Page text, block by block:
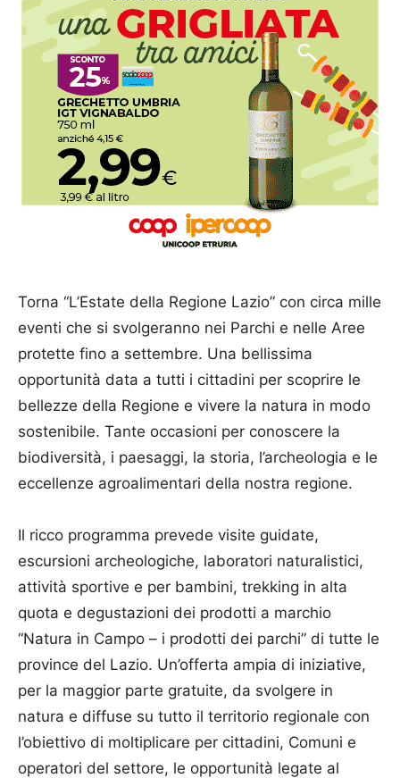
Torna “L’Estate della Regione Lazio” con circa mille
eventi che si svolgeranno nei Parchi e nelle Aree
protette fino a settembre. Una bellissima
opportunità data a tutti i cittadini per scoprire le
bellezze della Regione e vivere la natura in modo
sostenibile. Tante occasioni per conoscere la
biodiversità, i paesaggi, la storia, l’archeologia e le
eccellenze agroalimentari della nostra regione.
Il ricco programma prevede visite guidate,
escursioni archeologiche, laboratori naturalistici,
attività sportive e per bambini, trekking in alta
quota e degustazioni dei prodotti a marchio
“Natura in Campo – i prodotti dei parchi” di tutte le
province del Lazio. Un’offerta ampia di iniziative,
per la maggior parte gratuite, da svolgere in
natura e diffuse su tutto il territorio regionale con
l’obiettivo di moltiplicare per cittadini, Comuni e
operatori del settore, le opportunità legate al